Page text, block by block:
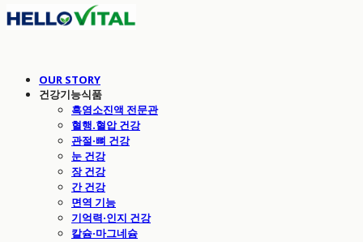
OUR STORY
건강기능식품
흑염소진액 전문관
혈행.혈압 건강
관절·뼈 건강
눈 건강
장 건강
간 건강
면역 기능
기억력·인지 건강
칼슘·마그네슘